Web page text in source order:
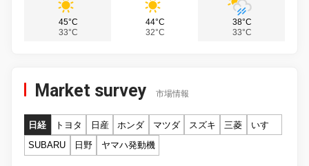
45°C
33°C
44°C
32°C
38°C
33°C
Market survey 市場情報
日経 トヨタ 日産 ホンダ マツダ スズキ 三菱
いすゞ
SUBARU
日野 ヤマハ発動機